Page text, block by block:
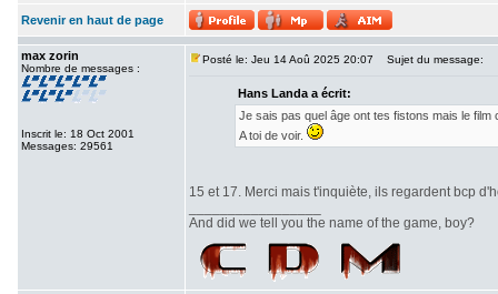
Revenir en haut de page
max zorin
Nombre de messages :
Inscrit le: 18 Oct 2001
Messages: 29561
Posté le: Jeu 14 Aoû 2025 20:07 Sujet du message:
Hans Landa a écrit:
Je sais pas quel âge ont tes fistons mais le
A toi de voir.
15 et 17. Merci mais t'inquiète, ils regardent bcp
And did we tell you the name of the game, boy?